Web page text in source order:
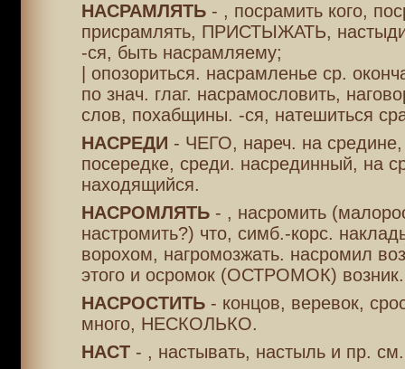
НАСРАМЛЯТЬ- , посрамить кого,
присрамлять, ПРИСТЫЖАТЬ,
-ся, быть насрамляему;
| опозориться. насрамленье ср.
по знач. глаг. насрамословить,
слов, похабщины. -ся, натешиться
НАСРЕДИ - ЧЕГО, нареч. на
посередке, среди. насрединный, на
находящийся.
НАСРОМЛЯТЬ- , насромить
настромить?) что, симб.-корс.
ворохом, нагромозжать. насромил
этого и осромок (ОСТРОМОК) возник.
НАСРОСТИТЬ- концов, веревок,
много, НЕСКОЛЬКО.
НАСТ- , настывать, настыль и пр.